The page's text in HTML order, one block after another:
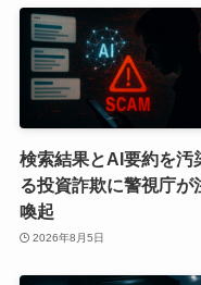
検索結果とAI要約を汚
る投資詐欺に警視庁が
喚起
2026年8月5日